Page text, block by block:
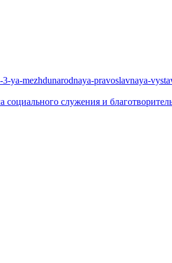
ya-mezhdunarodnaya-pravoslavnaya-
социального служения и